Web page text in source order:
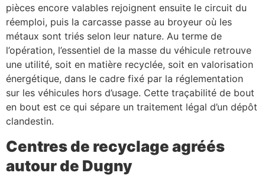
pièces encore valables rejoignent ensuite le circuit du
réemploi, puis la carcasse passe au broyeur où les
métaux sont triés selon leur nature. Au terme de
l’opération, l’essentiel de la masse du véhicule retrouve
une utilité, soit en matière recyclée, soit en valorisation
énergétique, dans le cadre fixé par la réglementation
sur les véhicules hors d’usage. Cette traçabilité de bout
en bout est ce qui sépare un traitement légal d’un dépôt
clandestin.
Centres de recyclage agréés
autour de Dugny